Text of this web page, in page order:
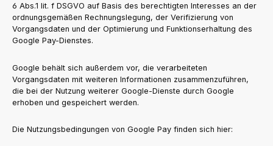
6 Abs.1 lit. f DSGVO auf Basis des berechtigten Interesses an der
ordnungsgemäßen Rechnungslegung, der Verifizierung von
Vorgangsdaten und der Optimierung und Funktionserhaltung des
Google Pay-Dienstes.
Google behält sich außerdem vor, die verarbeiteten
Vorgangsdaten mit weiteren Informationen zusammenzuführen,
die bei der Nutzung weiterer Google-Dienste durch Google
erhoben und gespeichert werden.
Die Nutzungsbedingungen von Google Pay finden sich hier: